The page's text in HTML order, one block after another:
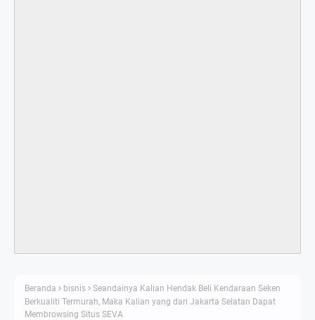
Beranda bisnis
Seandainya Kalian Hendak Beli Kendaraan Seken
Berkualiti Termurah, Maka Kalian yang dari Jakarta Selatan Dapat
Membrowsing Situs SEVA